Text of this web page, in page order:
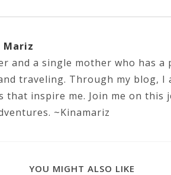
Mariz
and a single mother who has
traveling. Through my blog, I
that inspire me. Join me on this
~Kinamariz
YOU MIGHT ALSO LIKE